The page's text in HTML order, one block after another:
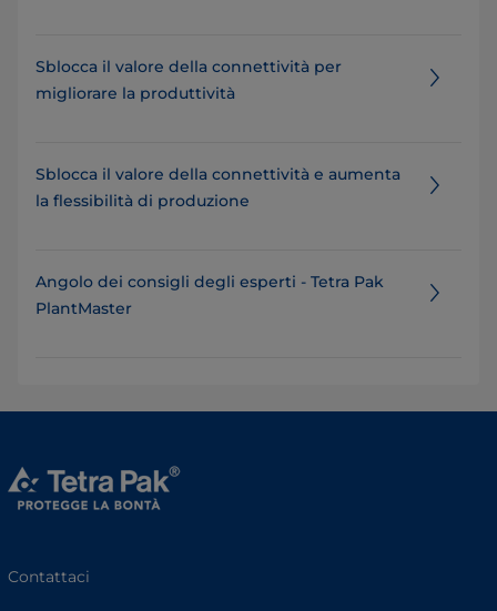
Sblocca il valore della connettività per
migliorare la produttività
Sblocca il valore della connettività e aumenta
la flessibilità di produzione
Angolo dei consigli degli esperti - Tetra Pak
PlantMaster
Contattaci